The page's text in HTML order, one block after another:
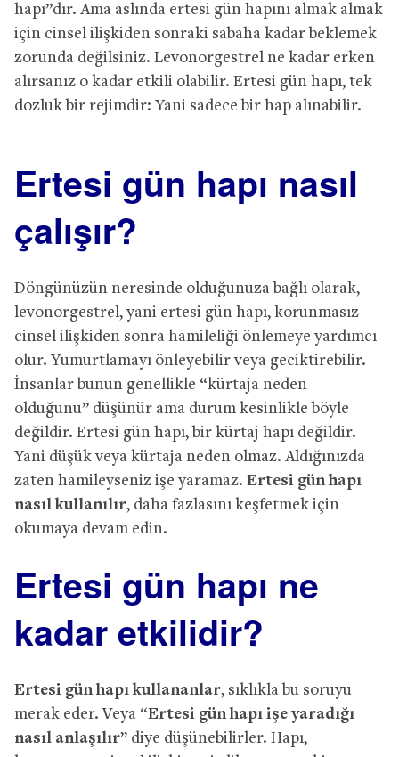
hapı”dır. Ama aslında ertesi gün hapını almak almak
için cinsel ilişkiden sonraki sabaha kadar beklemek
zorunda değilsiniz. Levonorgestrel ne kadar erken
alırsanız o kadar etkili olabilir. Ertesi gün hapı, tek
dozluk bir rejimdir: Yani sadece bir hap alınabilir.
Ertesi gün hapı nasıl
çalışır?
Döngünüzün neresinde olduğunuza bağlı olarak,
levonorgestrel, yani ertesi gün hapı, korunmasız
cinsel ilişkiden sonra hamileliği önlemeye yardımcı
olur. Yumurtlamayı önleyebilir veya geciktirebilir.
İnsanlar bunun genellikle “kürtaja neden
olduğunu” düşünür ama durum kesinlikle böyle
değildir. Ertesi gün hapı, bir kürtaj hapı değildir.
Yani düşük veya kürtaja neden olmaz. Aldığınızda
zaten hamileyseniz işe yaramaz. Ertesi gün hapı
nasıl kullanılır, daha fazlasını keşfetmek için
okumaya devam edin.
Ertesi gün hapı ne
kadar etkilidir?
Ertesi gün hapı kullananlar, sıklıkla bu soruyu
merak eder. Veya “Ertesi gün hapı işe yaradığı
nasıl anlaşılır” diye düşünebilirler. Hapı,